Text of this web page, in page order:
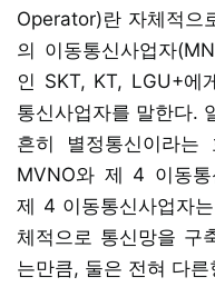
Operator)란 자체적으
의 이동통신사업자
인 SKT, KT, LGU+에
통신사업자를 말한다.
흔히 별정통신이라
MVNO와 제 4 이동통
제 4 이동통신사업자
체적으로 통신망을 구
는만큼, 둘은 전혀 다